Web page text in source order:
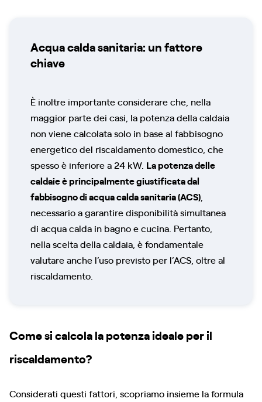
Acqua calda sanitaria: un fattore
chiave
È inoltre importante considerare che, nella
maggior parte dei casi, la potenza della caldaia
non viene calcolata solo in base al fabbisogno
energetico del riscaldamento domestico, che
spesso è inferiore a 24 kW. La potenza delle
caldaie è principalmente giustificata dal
fabbisogno di acqua calda sanitaria (ACS)
necessario a garantire disponibilità simultanea
di acqua calda in bagno e cucina. Pertanto,
nella scelta della caldaia, è fondamentale
valutare anche l’uso previsto per l’ACS, oltre al
riscaldamento.
Come si calcola la potenza ideale per il
riscaldamento?
Considerati questi fattori, scopriamo insieme la formula